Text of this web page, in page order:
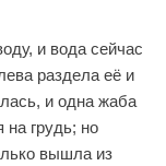
и вода сейчас
раздела её и
и одна жаба
на грудь; но
вышла из